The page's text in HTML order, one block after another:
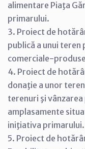
alimentare Piaţa
primarului.
3. Proiect de
publică a unui
comerciale-
4. Proiect de
donaţie a unor
terenuri şi
amplasamente
iniţiativa primarului.
5. Proiect de